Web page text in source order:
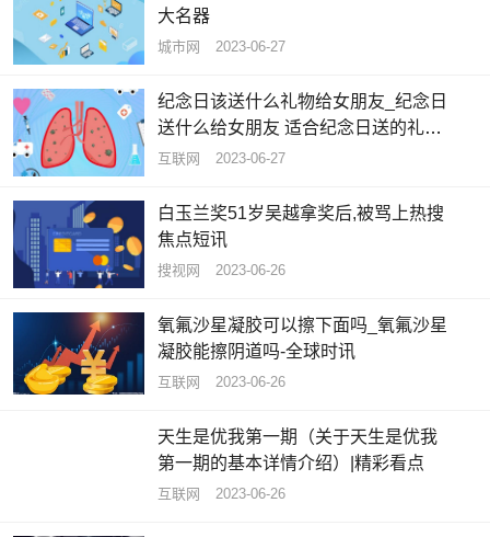
大名器
城市网 2023-06-27
纪念日该送什么礼物给女朋友_纪念日
送什么给女朋友 适合纪念日送的礼物
推荐
互联网 2023-06-27
白玉兰奖51岁吴越拿奖后,被骂上热搜
焦点短讯
搜视网 2023-06-26
氧氟沙星凝胶可以擦下面吗_氧氟沙星
凝胶能擦阴道吗-全球时讯
互联网 2023-06-26
天生是优我第一期（关于天生是优我
第一期的基本详情介绍）|精彩看点
互联网 2023-06-26